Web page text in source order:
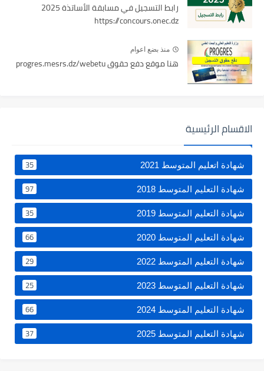
رابط التسجيل في مسابقة الأساتذة 2025
https://concours.onec.dz
منذ بضع اعوام
هنا موقع دفع حقوق progres.mesrs.dz/webetu
الاقسام الرئيسية
شهادة اتعليم المتوسط 2021 35
شهادة التعليم المتوسط 2018 97
شهادة التعليم المتوسط 2019 35
شهادة التعليم المتوسط 2020 66
شهادة التعليم المتوسط 2022 29
شهادة التعليم المتوسط 2023 25
شهادة التعليم المتوسط 2024 66
شهادة التعليم المتوسط 2025 37